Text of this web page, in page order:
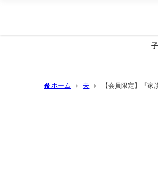
ホーム 夫 【会員限定】『